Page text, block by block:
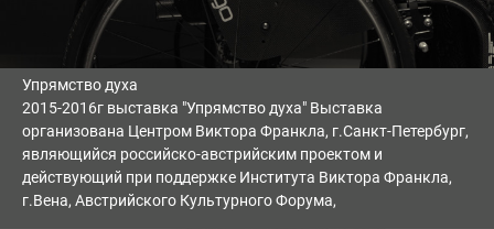
Упрямство духа
2015-2016г выставка "Упрямство духа" Выставка
организована Центром Виктора Франкла, г.Санкт-Петербург,
являющийся российско-австрийским проектом и
действующий при поддержке Института Виктора Франкла,
г.Вена, Австрийского Культурного Форума,